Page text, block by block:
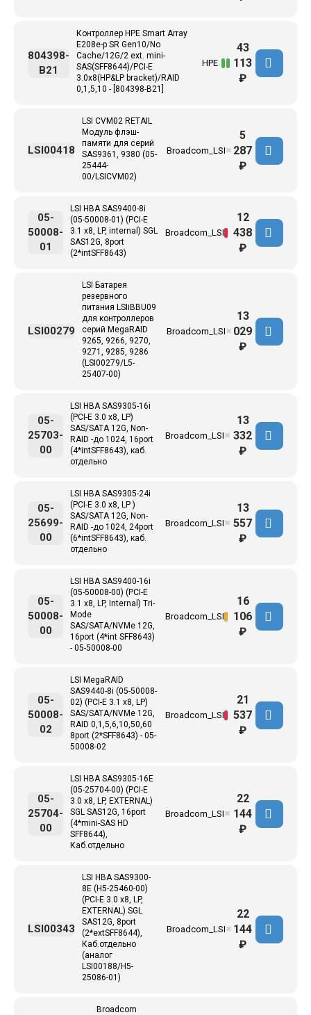
Контроллер HPE Smart Array
E208e-p SR Gen10/No
Cache/12G/2 ext. mini-
SAS(SFF8644)/PCI-E
3.0x8(HP&LP bracket)/RAID
0,1,5,10 - [804398-B21]
HPE
804398-
B21
43
113
₽
LSI CVM02 RETAIL
Модуль флэш-
памяти для серий
SAS9361, 9380 (05-
25444-
00/LSICVM02)
Broadcom_LSI
LSI00418 ✖
5
287
₽
LSI HBA SAS9400-8i
(05-50008-01) (PCI-E
3.1 x8, LP, internal) SGL
SAS12G, 8port
(2*intSFF8643)
Broadcom_LSI
05-
50008-
01
12
438
₽
LSI Батарея
резервного
питания LSIiBBU09
для контроллеров
серий MegaRAID
9265, 9266, 9270,
9271, 9285, 9286
(LSI00279/L5-
25407-00)
Broadcom_LSI
LSI00279 ✖
13
029
₽
LSI HBA SAS9305-16i
(PCI-E 3.0 x8, LP)
SAS/SATA 12G, Non-
RAID -до 1024, 16port
(4*intSFF8643), каб.
отдельно
Broadcom_LSI
05-
25703-
00
✖
13
332
₽
LSI HBA SAS9305-24i
(PCI-E 3.0 x8, LP )
SAS/SATA 12G, Non-
RAID -до 1024, 24port
(6*intSFF8643), каб.
отдельно
Broadcom_LSI
05-
25699-
00
✖
13
557
₽
LSI HBA SAS9400-16i
(05-50008-00) (PCI-E
3.1 x8, LP, Internal) Tri-
Mode
SAS/SATA/NVMe 12G,
16port (4*int SFF8643)
- 05-50008-00
Broadcom_LSI
05-
50008-
00
16
106
₽
LSI MegaRAID
SAS9440-8i (05-50008-
02) (PCI-E 3.1 x8, LP)
SAS/SATA/NVMe 12G,
RAID 0,1,5,6,10,50,60
8port (2*SFF8643) - 05-
50008-02
Broadcom_LSI
05-
50008-
02
21
537
₽
LSI HBA SAS9305-16E
(05-25704-00) (PCI-E
3.0 x8, LP, EXTERNAL)
SGL SAS12G, 16port
(4*mini-SAS HD
SFF8644),
Каб.отдельно
Broadcom_LSI
05-
25704-
00
✖
22
144
₽
LSI HBA SAS9300-
8E (H5-25460-00)
(PCI-E 3.0 x8, LP,
EXTERNAL) SGL
SAS12G, 8port
(2*extSFF8644),
Каб.отдельно
(аналог
LSI00188/H5-
25086-01)
Broadcom_LSI
LSI00343 ✖
22
144
₽
Broadcom